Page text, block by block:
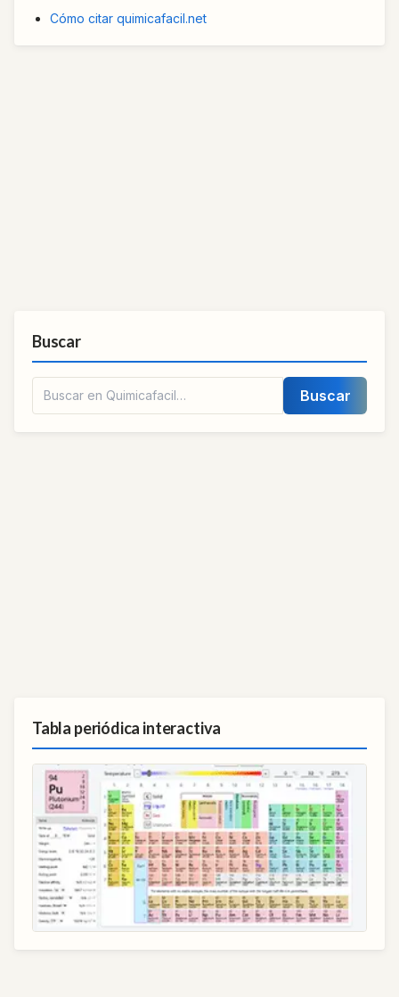
Cómo citar quimicafacil.net
Buscar
Buscar
Tabla periódica interactiva